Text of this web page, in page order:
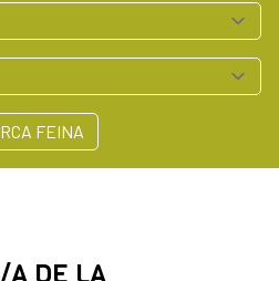
FEINA
empresa
Baix Empordà
del Baix Empordà